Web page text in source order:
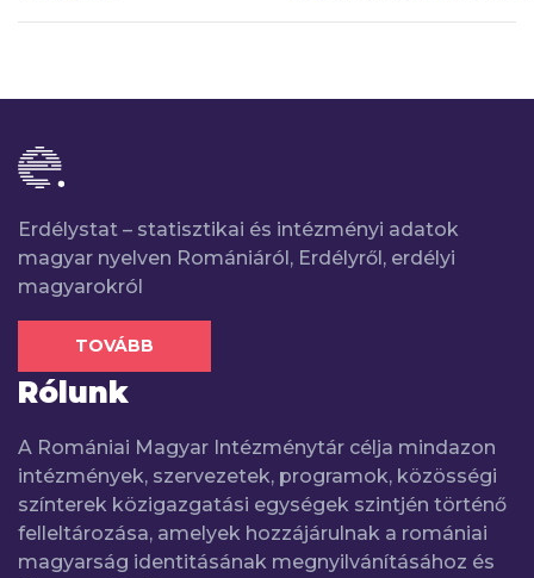
Erdélystat – statisztikai és intézményi adatok
magyar nyelven Romániáról, Erdélyről, erdélyi
magyarokról
TOVÁBB
Rólunk
A Romániai Magyar Intézménytár célja mindazon
intézmények, szervezetek, programok, közösségi
színterek közigazgatási egységek szintjén történő
felleltározása, amelyek hozzájárulnak a romániai
magyarság identitásának megnyilvánításához és